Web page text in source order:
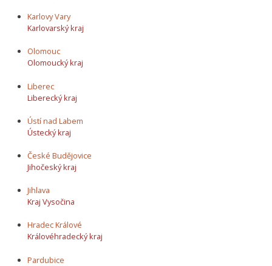
Karlovy Vary
Karlovarský kraj
Olomouc
Olomoucký kraj
Liberec
Liberecký kraj
Ústí nad Labem
Ústecký kraj
České Budějovice
Jihočeský kraj
Jihlava
Kraj Vysočina
Hradec Králové
Královéhradecký kraj
Pardubice